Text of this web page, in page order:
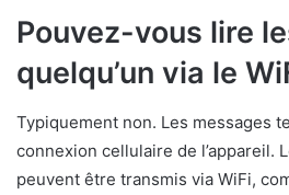
Pouvez-vous lire
quelqu’un via le
Typiquement non. Les messages
connexion cellulaire de l’appareil.
peuvent être transmis via WiFi,